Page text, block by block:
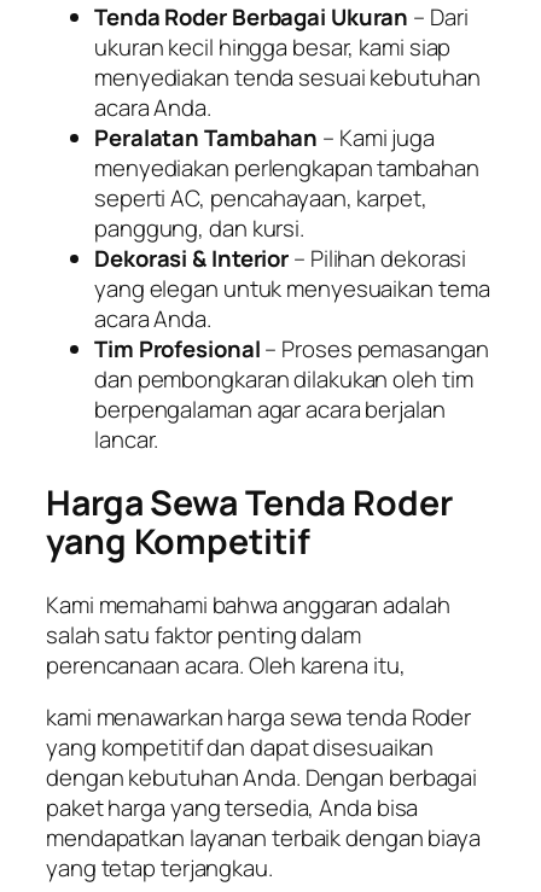
Tenda Roder Berbagai Ukuran – Dari
ukuran kecil hingga besar, kami siap
menyediakan tenda sesuai kebutuhan
acara Anda.
Peralatan Tambahan – Kami juga
menyediakan perlengkapan tambahan
seperti AC, pencahayaan, karpet,
panggung, dan kursi.
Dekorasi & Interior– Pilihan dekorasi
yang elegan untuk menyesuaikan tema
acara Anda.
Tim Profesional– Proses pemasangan
dan pembongkaran dilakukan oleh tim
berpengalaman agar acara berjalan
lancar.
Harga Sewa Tenda Roder
yang Kompetitif
Kami memahami bahwa anggaran adalah
salah satu faktor penting dalam
perencanaan acara. Oleh karena itu,
kami menawarkan harga sewa tenda Roder
yang kompetitif dan dapat disesuaikan
dengan kebutuhan Anda. Dengan berbagai
paket harga yang tersedia, Anda bisa
mendapatkan layanan terbaik dengan biaya
yang tetap terjangkau.